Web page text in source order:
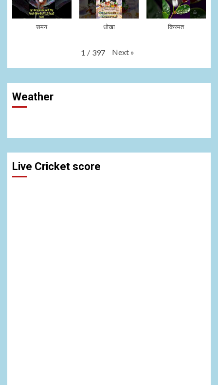
समय धोखा किस्मत
1 / 397 Next »
Weather
Live Cricket score